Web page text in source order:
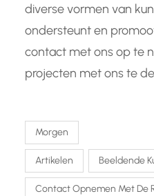
diverse vormen van
ondersteunt en
contact met ons op te
projecten met ons te
Morgen
Artikelen Beeldende
Contact Opnemen Met De